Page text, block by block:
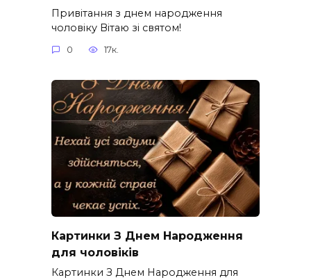
Привітання з днем народження
чоловіку Вітаю зі святом!
0 17к.
Картинки З Днем Народження
для чоловіків​
Картинки З Днем Народження для